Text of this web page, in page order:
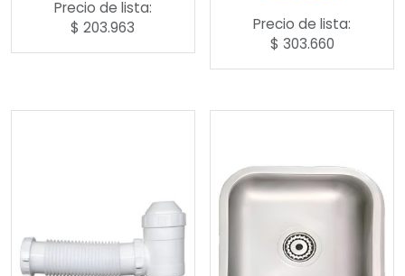
Precio de lista:
$ 203.963
Precio de lista:
$ 303.660